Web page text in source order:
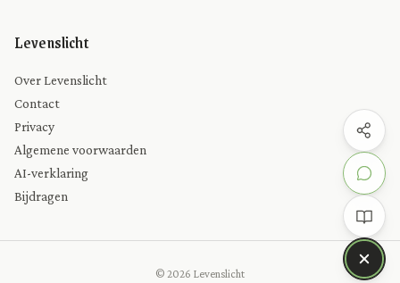
Levenslicht
Over Levenslicht
Contact
Privacy
Algemene voorwaarden
AI-verklaring
Bijdragen
© 2026 Levenslicht